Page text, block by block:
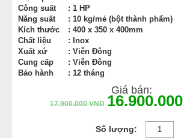
Công suất
: 1 HP
Năng suất
: 10 kg/mẻ (bột thành phẩm)
Kích thước
: 400 x 350 x 400mm
Chất liệu
: Inox
Xuất xứ
: Viễn Đông
Cung cấp
: Viễn Đông
Bảo hành
: 12 tháng
Giá bán:
17.900.000VND 16.900.000
TỦ TRƯNG BÀY BÁNH KEM
LINH KIỆN PHỤ KIỆN